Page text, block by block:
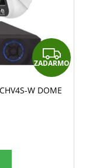
Z
A
D
ZADARMO
W DOME